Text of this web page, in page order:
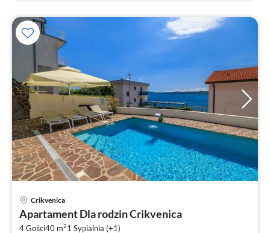
Crikvenica
Apartament Dla rodzin Crikvenica
4 Gości40 m21 Sypialnia (+1)